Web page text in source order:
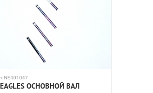
NE401047
EAGLES ОСНОВНОЙ ВАЛ